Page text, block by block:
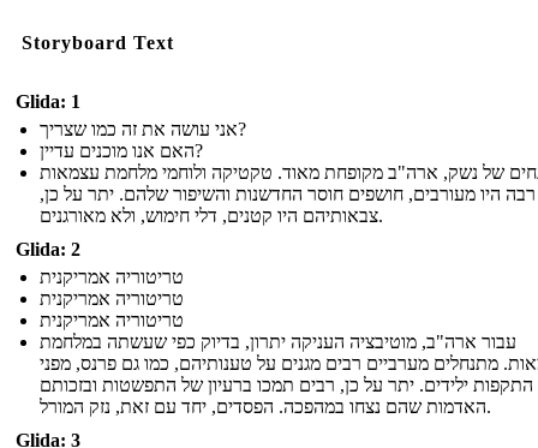
Storyboard Text
Glida: 1
אני עושה את זה כמו שצריך?
האם אנו מוכנים עדיין?
של נשק, ארה"ב מקופחת מאוד. טקטיקה ולוחמי מלחמת עצמאות
רבה היו מעורבים, חושפים חוסר החדשנות והשיפור שלהם. יתר על כן,
צבאותיהם היו קטנים, דלי חימוש, ולא מאורגנים.
Glida: 2
טריטוריה אמריקנית
טריטוריה אמריקנית
טריטוריה אמריקנית
עבור ארה"ב, מוטיבציה העניקה יתרון, בדיוק כפי שעשתה במלחמת
מתנחלים מערביים רבים מגנים על טענותיהם, כמו גם פרנס, מפני
התקפות ילידים. יתר על כן, רבים תמכו ברעיון של התפשטות ובזכותם
האדמות שהם נצחו במהפכה. הפסדים, יחד עם זאת, נזק המורל.
Glida: 3